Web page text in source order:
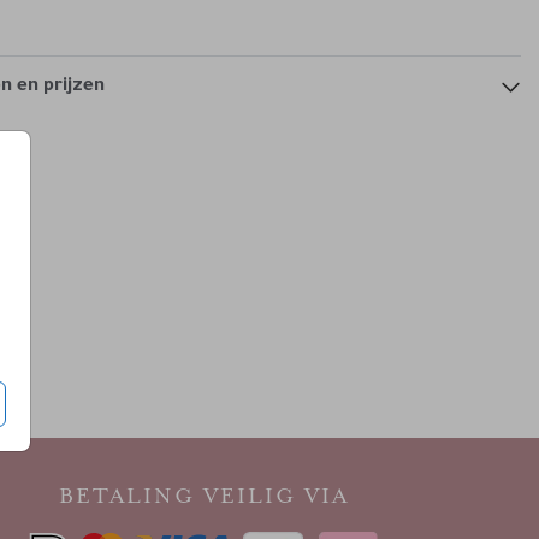
en prijzen
BETALING VEILIG VIA